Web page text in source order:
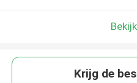
We bellen
Krijg de